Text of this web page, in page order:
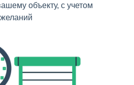
объекту, с учетом